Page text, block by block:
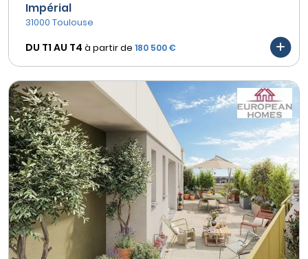
Impérial
31000 Toulouse
DU T1 AU T4 à partir de 180 500 €